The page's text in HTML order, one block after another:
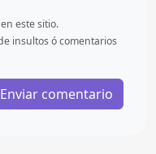
este sitio.
insultos ó comentarios